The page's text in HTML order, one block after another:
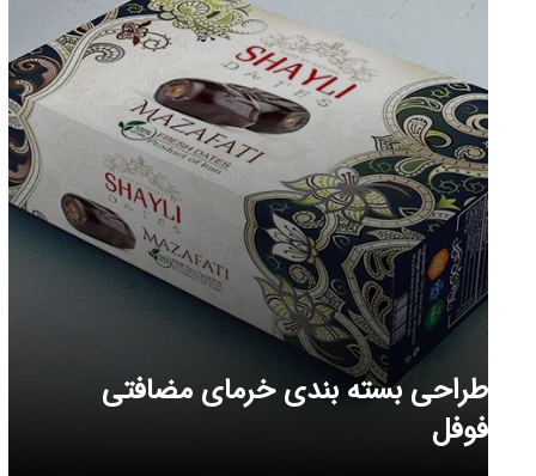
طراحی بسته بندی خرمای مضافتی
فوفل